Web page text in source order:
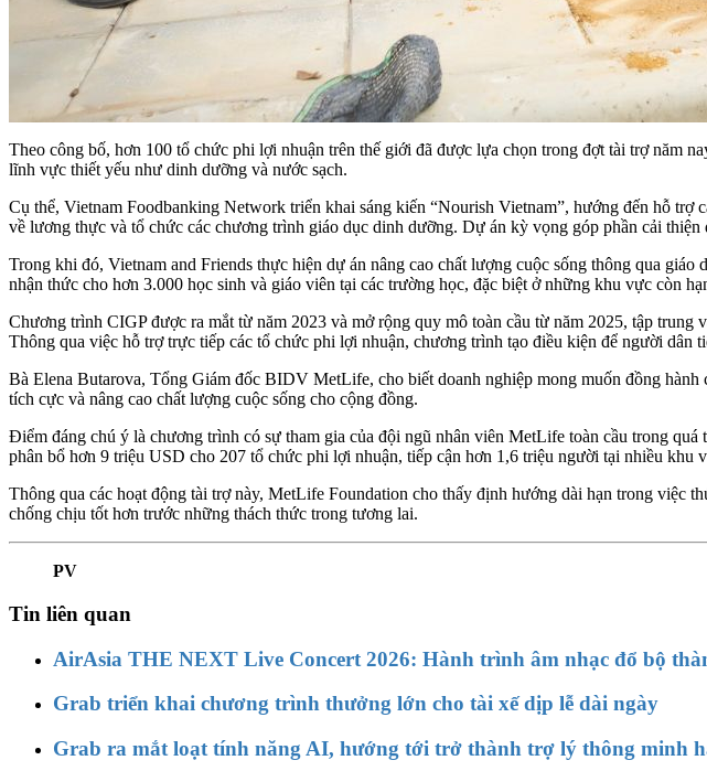
Theo công bố, hơn 100 tổ chức phi lợi nhuận trên thế giới đã được lựa chọn trong đợt tài trợ năm
lĩnh vực thiết yếu như dinh dưỡng và nước sạch.
Cụ thể, Vietnam Foodbanking Network triển khai sáng kiến “Nourish Vietnam”, hướng đến hỗ
về lương thực và tổ chức các chương trình giáo dục dinh dưỡng. Dự án kỳ vọng góp phần cải
Trong khi đó, Vietnam and Friends thực hiện dự án nâng cao chất lượng cuộc sống thông qua
nhận thức cho hơn 3.000 học sinh và giáo viên tại các trường học, đặc biệt ở những khu vực còn
Chương trình CIGP được ra mắt từ năm 2023 và mở rộng quy mô toàn cầu từ năm 2025, tập
Thông qua việc hỗ trợ trực tiếp các tổ chức phi lợi nhuận, chương trình tạo điều kiện để người
Bà Elena Butarova, Tổng Giám đốc BIDV MetLife, cho biết doanh nghiệp mong muốn đồng
tích cực và nâng cao chất lượng cuộc sống cho cộng đồng.
Điểm đáng chú ý là chương trình có sự tham gia của đội ngũ nhân viên MetLife toàn cầu trong
phân bổ hơn 9 triệu USD cho 207 tổ chức phi lợi nhuận, tiếp cận hơn 1,6 triệu người tại nhiều
Thông qua các hoạt động tài trợ này, MetLife Foundation cho thấy định hướng dài hạn trong việc
chống chịu tốt hơn trước những thách thức trong tương lai.
PV
Tin liên quan
AirAsia THE NEXT Live Concert 2026: Hành trình âm nhạc đổ bộ
Grab triển khai chương trình thưởng lớn cho tài xế dịp lễ dài ngày
Grab ra mắt loạt tính năng AI, hướng tới trở thành trợ lý thông minh